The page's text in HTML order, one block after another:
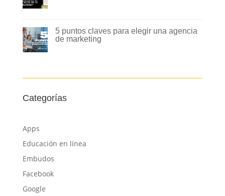
5 puntos claves para elegir una agencia
de marketing
Categorías
Apps
Educación en línea
Embudos
Facebook
Google